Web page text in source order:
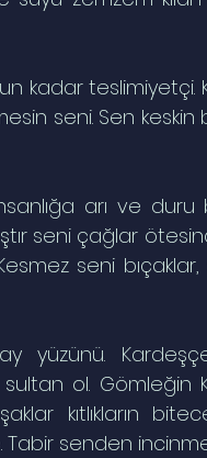
kadar teslimiyetçi.
seni. Sen
arı ve
seni çağlar
seni
yüzünü.
sultan ol. Gömleğin
kıtlıkların
Tabir senden